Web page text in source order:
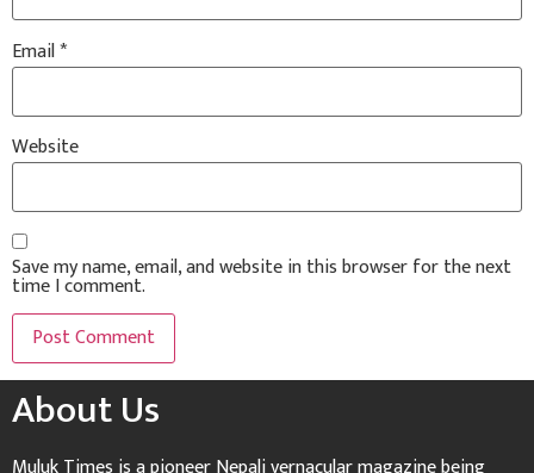
Email*
Website
Save my name, email, and website in this browser for the next
time I comment.
About Us